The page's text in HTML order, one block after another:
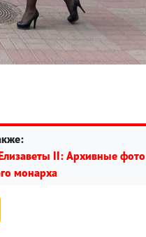
II: Архивные фото
монарха